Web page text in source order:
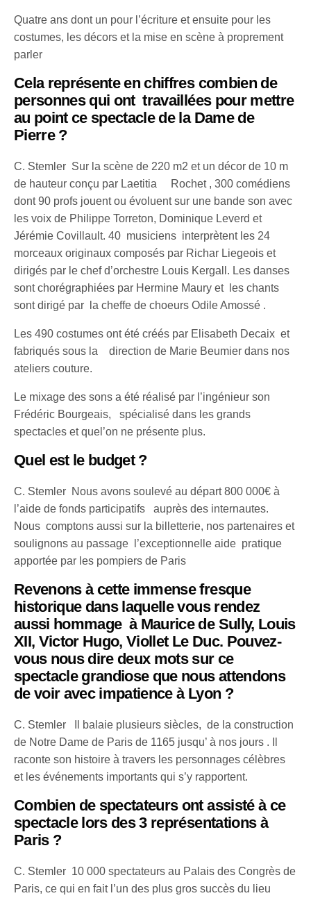
Quatre ans dont un pour l’écriture et ensuite pour les
costumes, les décors et la mise en scène à proprement
parler
Cela représente en chiffres combien de
personnes qui ont travaillées pour mettre
au point ce spectacle de la Dame de
Pierre ?
C. Stemler Sur la scène de 220 m2 et un décor de 10 m
de hauteur conçu par Laetitia Rochet , 300 comédiens
dont 90 profs jouent ou évoluent sur une bande son avec
les voix de Philippe Torreton, Dominique Leverd et
Jérémie Covillault. 40 musiciens interprètent les 24
morceaux originaux composés par Richar Liegeois et
dirigés par le chef d’orchestre Louis Kergall. Les danses
sont chorégraphiées par Hermine Maury et les chants
sont dirigé par la cheffe de choeurs Odile Amossé .
Les 490 costumes ont été créés par Elisabeth Decaix et
fabriqués sous la direction de Marie Beumier dans nos
ateliers couture.
Le mixage des sons a été réalisé par l’ingénieur son
Frédéric Bourgeais, spécialisé dans les grands
spectacles et quel’on ne présente plus.
Quel est le budget ?
C. Stemler Nous avons soulevé au départ 800 000€ à
l’aide de fonds participatifs auprès des internautes.
Nous comptons aussi sur la billetterie, nos partenaires et
soulignons au passage l’exceptionnelle aide pratique
apportée par les pompiers de Paris
Revenons à cette immense fresque
historique dans laquelle vous rendez
aussi hommage à Maurice de Sully, Louis
XII, Victor Hugo, Viollet Le Duc. Pouvez-
vous nous dire deux mots sur ce
spectacle grandiose que nous attendons
de voir avec impatience à Lyon ?
C. Stemler Il balaie plusieurs siècles, de la construction
de Notre Dame de Paris de 1165 jusqu’ à nos jours . Il
raconte son histoire à travers les personnages célèbres
et les événements importants qui s’y rapportent.
Combien de spectateurs ont assisté à ce
spectacle lors des 3 représentations à
Paris ?
C. Stemler 10 000 spectateurs au Palais des Congrès de
Paris, ce qui en fait l’un des plus gros succès du lieu